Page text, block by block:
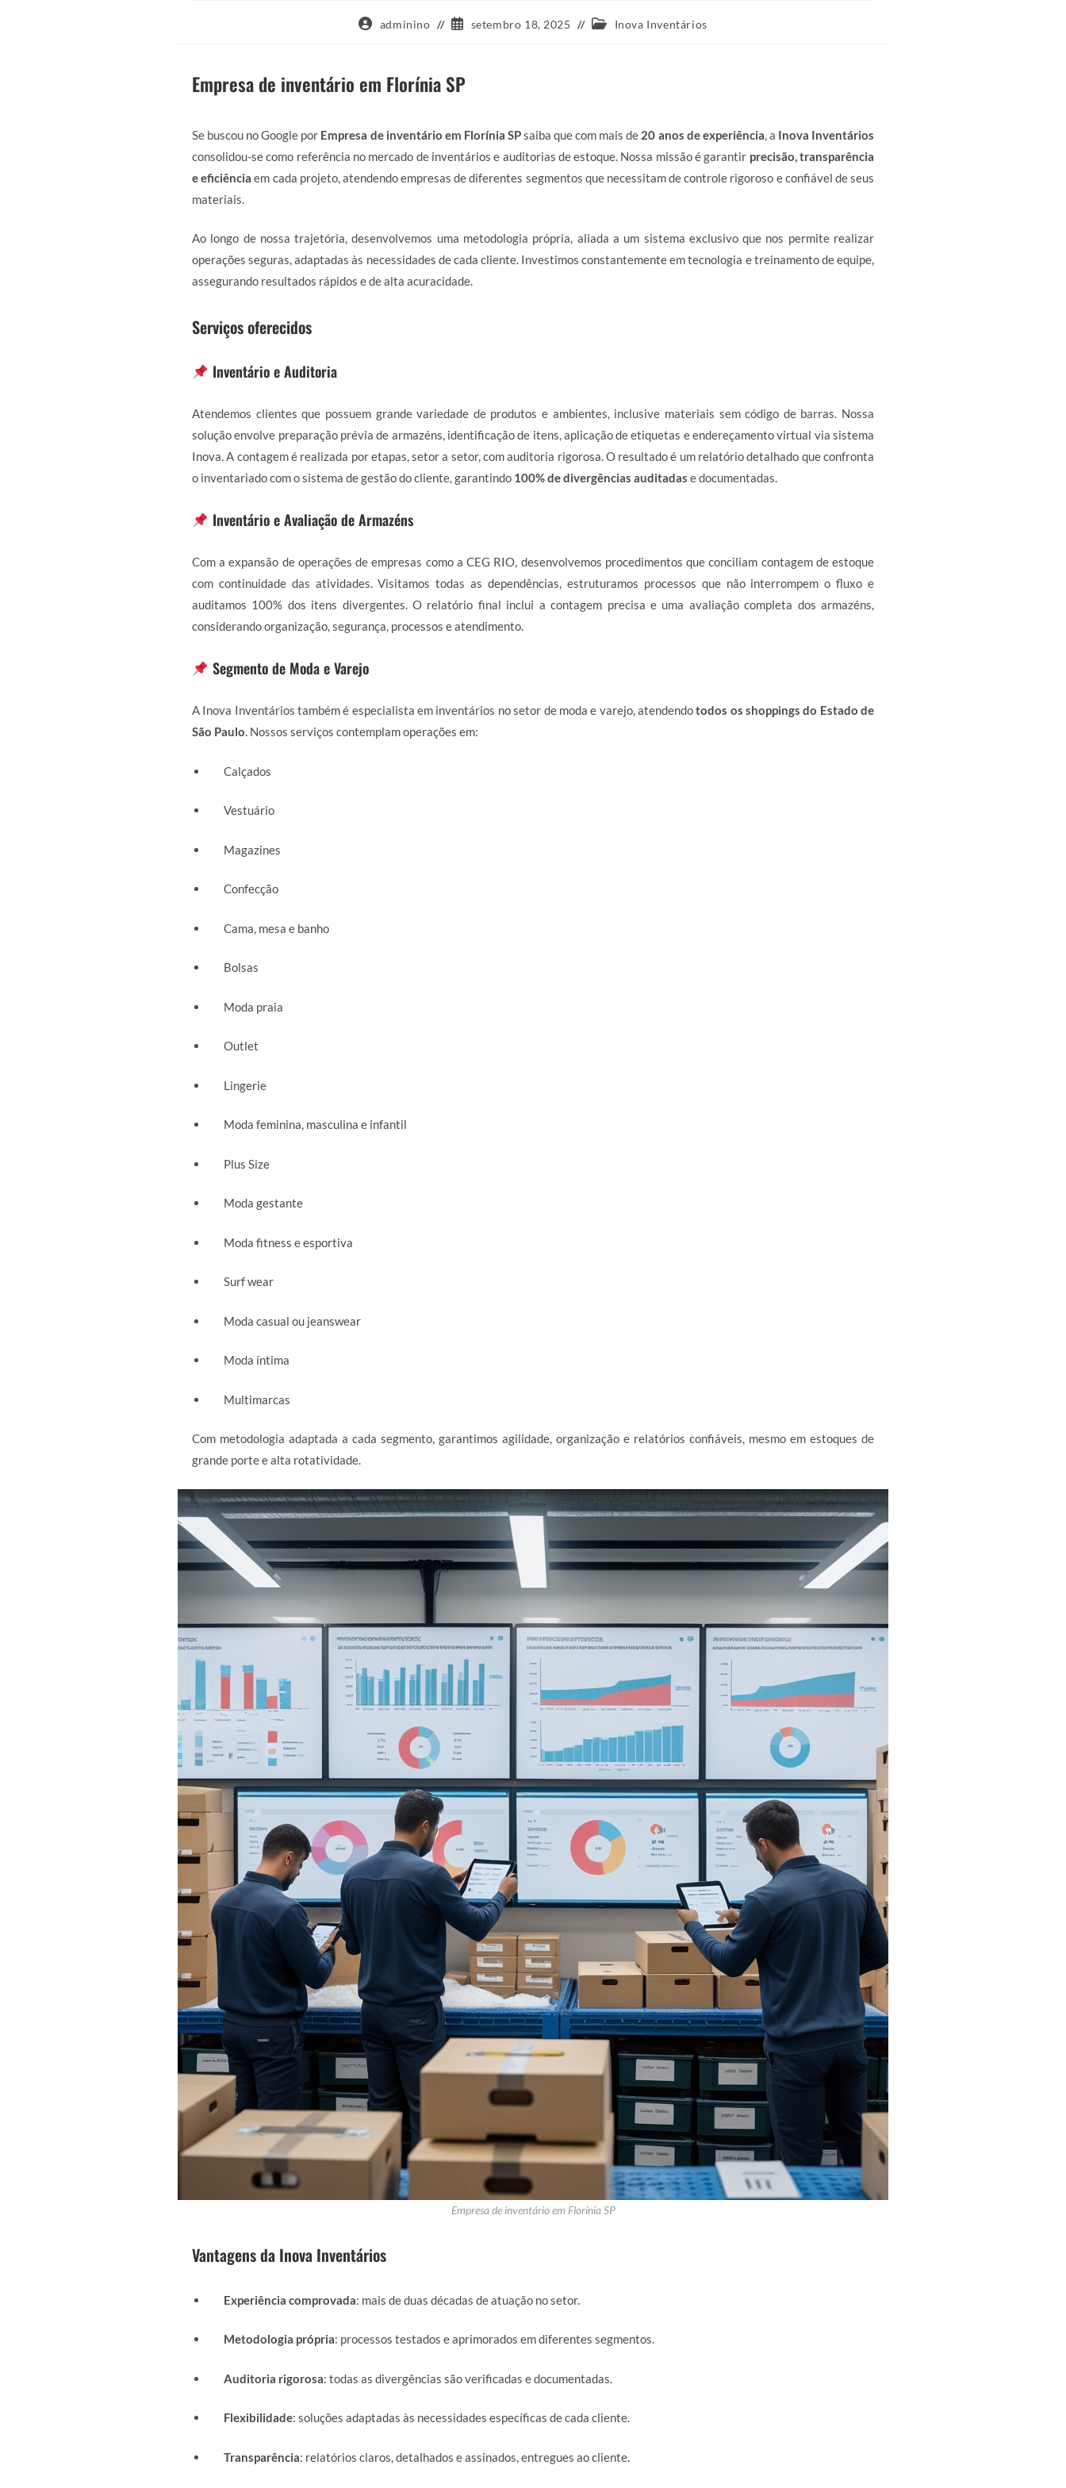
Autoradminino
Postsetembro 18, 2025
Categoria
Inova Inventários
Empresa de inventário em Florínia SP
Se buscou no Google por Empresa de inventário em Florínia SPsaiba que com mais de 20 anos de experiência , a Inova Inventários
consolidou-se como referência no mercado de inventários e auditorias de estoque. Nossa missão é garantir precisão, transparência
e eficiência em cada projeto, atendendo empresas de diferentes segmentos que necessitam de controle rigoroso e confiável de seus
materiais.
Ao longo de nossa trajetória, desenvolvemos uma metodologia própria, aliada a um sistema exclusivo que nos permite realizar
operações seguras, adaptadas às necessidades de cada cliente. Investimos constantemente em tecnologia e treinamento de equipe,
assegurando resultados rápidos e de alta acuracidade.
Serviços oferecidos
Inventário e Auditoria
Atendemos clientes que possuem grande variedade de produtos e ambientes, inclusive materiais sem código de barras. Nossa
solução envolve preparação prévia de armazéns, identificação de itens, aplicação de etiquetas e endereçamento virtual via sistema
Inova. A contagem é realizada por etapas, setor a setor, com auditoria rigorosa. O resultado é um relatório detalhado que confronta
o inventariado com o sistema de gestão do cliente, garantindo 100% de divergências auditadas e documentadas.
Inventário e Avaliação de Armazéns
Com a expansão de operações de empresas como a CEG RIO, desenvolvemos procedimentos que conciliam contagem de estoque
com continuidade das atividades. Visitamos todas as dependências, estruturamos processos que não interrompem o fluxo e
auditamos 100% dos itens divergentes. O relatório final inclui a contagem precisa e uma avaliação completa dos armazéns,
considerando organização, segurança, processos e atendimento.
Segmento de Moda e Varejo
A Inova Inventários também é especialista em inventários no setor de moda e varejo, atendendotodos os shoppings do Estado de
São Paulo. Nossos serviços contemplam operações em:
Calçados
Vestuário
Magazines
Confecção
Cama, mesa e banho
Bolsas
Moda praia
Outlet
Lingerie
Moda feminina, masculina e infantil
Plus Size
Moda gestante
Moda fitness e esportiva
Surf wear
Moda casual ou jeanswear
Moda íntima
Multimarcas
Com metodologia adaptada a cada segmento, garantimos agilidade, organização e relatórios confiáveis, mesmo em estoques de
grande porte e alta rotatividade.
Empresa de inventário em Florínia SP
Vantagens da Inova Inventários
Experiência comprovada: mais de duas décadas de atuação no setor.
Metodologia própria: processos testados e aprimorados em diferentes segmentos.
Auditoria rigorosa: todas as divergências são verificadas e documentadas.
Flexibilidade: soluções adaptadas às necessidades específicas de cada cliente.
Transparência: relatórios claros, detalhados e assinados, entregues ao cliente.